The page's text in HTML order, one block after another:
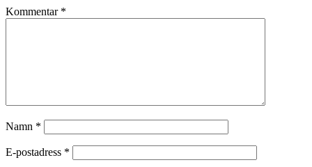
Kommentar *
Namn *
E-postadress *